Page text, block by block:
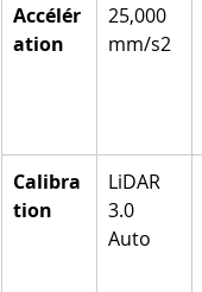
Accélér
ation
25,000
mm/s2
Calibra
tion
LiDAR
3.0
Auto